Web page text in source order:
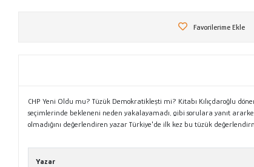
Favorilerime Ekle
CHP Yeni Oldu mu? Tüzük Demokratikleşti mi? Kitabı Kılıçdaroğlu
seçimlerinde bekleneni neden yakalayamadı, gibi sorulara yanıt
olmadığını değerlendiren yazar Türkiye'de ilk kez bu tüzük
Yazar